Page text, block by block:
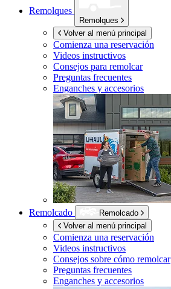
Remolques
Remolques
Volver al menú principal
Comienza una reservación
Videos instructivos
Consejos para remolcar
Preguntas frecuentes
Enganches y accesorios
Remolcado
Remolcado
Volver al menú principal
Comienza una reservación
Videos instructivos
Consejos sobre cómo remolcar
Preguntas frecuentes
Enganches y accesorios